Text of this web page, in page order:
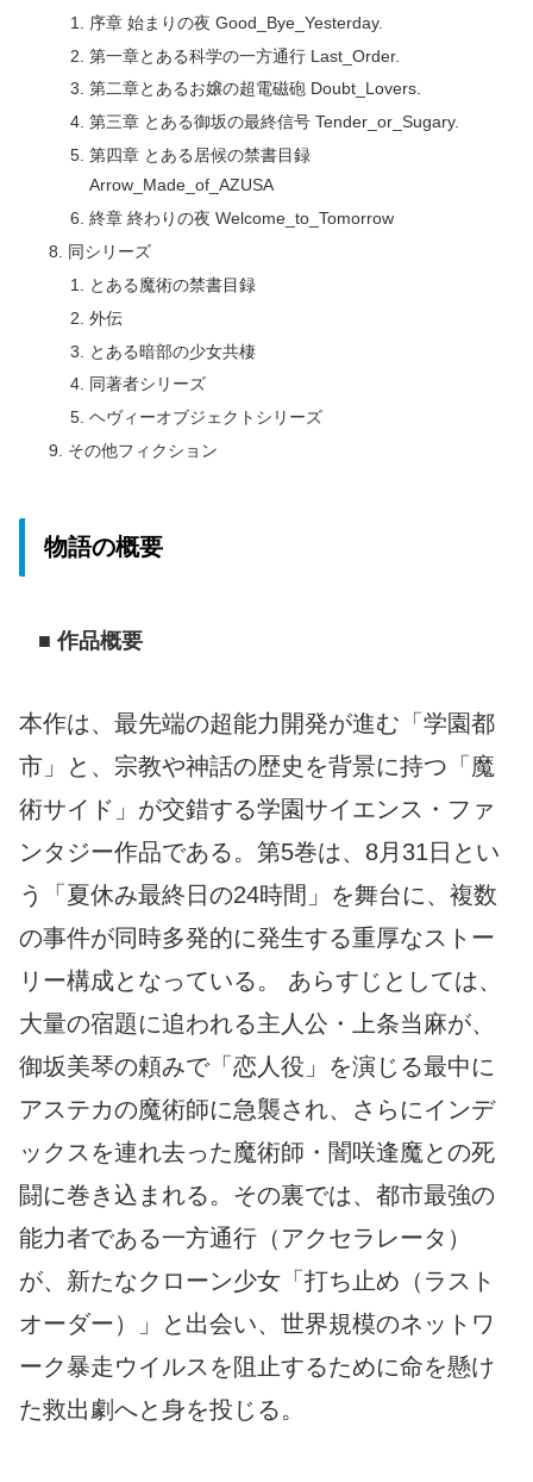
序章 始まりの夜 Good_Bye_Yesterday.
第一章とある科学の一方通行 Last_Order.
第二章とあるお嬢の超電磁砲 Doubt_Lovers.
第三章 とある御坂の最終信号 Tender_or_Sugary.
第四章 とある居候の禁書目録
Arrow_Made_of_AZUSA
終章 終わりの夜 Welcome_to_Tomorrow
同シリーズ
とある魔術の禁書目録
外伝
とある暗部の少女共棲
同著者シリーズ
ヘヴィーオブジェクトシリーズ
その他フィクション
物語の概要
■ 作品概要
本作は、最先端の超能力開発が進む「学園都
市」と、宗教や神話の歴史を背景に持つ「魔
術サイド」が交錯する学園サイエンス・ファ
ンタジー作品である。第5巻は、8月31日とい
う「夏休み最終日の24時間」を舞台に、複数
の事件が同時多発的に発生する重厚なストー
リー構成となっている。 あらすじとしては、
大量の宿題に追われる主人公・上条当麻が、
御坂美琴の頼みで「恋人役」を演じる最中に
アステカの魔術師に急襲され、さらにインデ
ックスを連れ去った魔術師・闇咲逢魔との死
闘に巻き込まれる。その裏では、都市最強の
能力者である一方通行（アクセラレータ）
が、新たなクローン少女「打ち止め（ラスト
オーダー）」と出会い、世界規模のネットワ
ーク暴走ウイルスを阻止するために命を懸け
た救出劇へと身を投じる。